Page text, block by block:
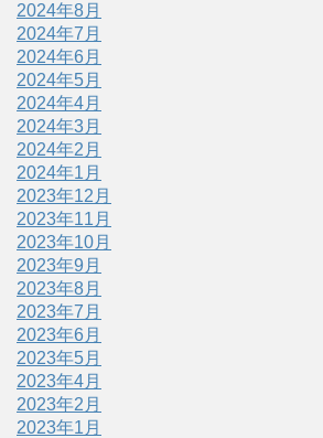
2024年8月
2024年7月
2024年6月
2024年5月
2024年4月
2024年3月
2024年2月
2024年1月
2023年12月
2023年11月
2023年10月
2023年9月
2023年8月
2023年7月
2023年6月
2023年5月
2023年4月
2023年2月
2023年1月